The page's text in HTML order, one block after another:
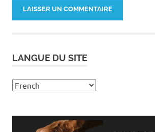
LANGUE DU SITE